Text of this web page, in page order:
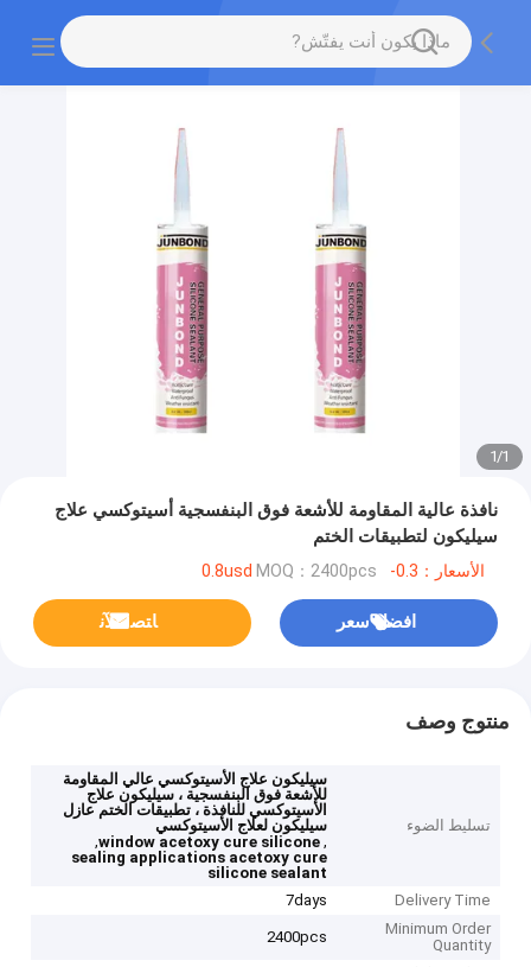
1
/
1
نافذة عالية المقاومة للأشعة فوق البنفسجية أسيتوكسي علاج
سيليكون لتطبيقات الختم
الأسعار：0.3-0.8usd MOQ：2400pcs
افضل سعر ﺎﺘﺼﻟ ﺍﻶﻧ
منتوج وصف
تسليط الضوء
سيليكون علاج الأسيتوكسي عالي المقاومة
للأشعة فوق البنفسجية ، سيليكون علاج
الأسيتوكسي للنافذة ، تطبيقات الختم عازل
سيليكون لعلاج الأسيتوكسي
,
window acetoxy cure silicone
,
sealing applications acetoxy cure
silicone sealant
Delivery Time
7days
Minimum Order
Quantity
2400pcs